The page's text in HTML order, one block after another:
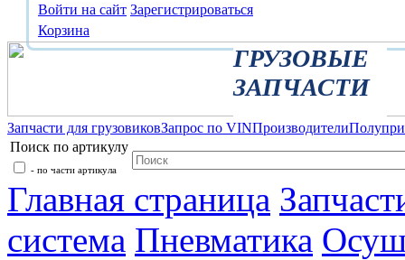
Войти на сайт Зарегистрироваться
Корзина
ГРУЗОВЫЕ
ЗАПЧАСТИ
Запчасти для грузовиковЗапрос по VINПроизводители
Поиск по артикулу
- по части артикула
Главная страница
система Пневматика